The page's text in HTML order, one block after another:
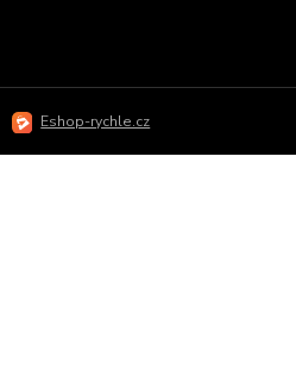
Eshop-rychle.cz